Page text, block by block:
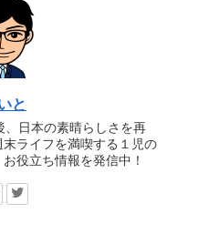
と
日本の素晴らしさを再
ライフを満喫する１児の
役立ち情報を発信中！